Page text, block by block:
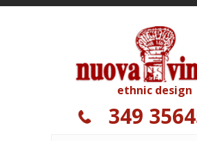
ethnic design
349